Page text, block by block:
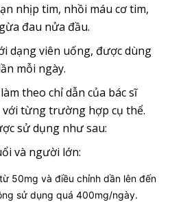
nhịp tim, nhồi máu cơ tim,
đau nửa đầu.
dạng viên uống, được dùng
mỗi ngày.
theo chỉ dẫn của bác sĩ
với từng trường hợp cụ thể.
sử dụng như sau:
và người lớn:
50mg và điều chỉnh dần lên đến
sử dụng quá 400mg/ngày.